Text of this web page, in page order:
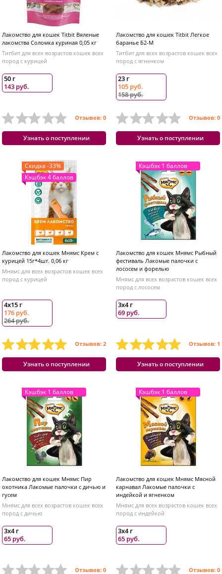
Лакомство для кошек Titbit Вяленые
лакомства Соломка куриная 0,05 кг
Титбит для всех возрастов кошек всех
пород с курицей
50 г
143 руб.
Отзывов: 0
Узнать о поступлении
Лакомство для кошек Titbit Легкое
баранье Б2-М
Титбит для всех возрастов кошек всех
пород с ягненком
23 г
105 руб.
158 руб.
Отзывов: 0
Узнать о поступлении
Скидка -33%
Кэшбэк 4 баллов
Лакомство для кошек Мнямс Крем с
курицей 15г*4шт. 0,06 кг
Мнямс для всех возрастов кошек всех
пород с курицей
4х15 г
176 руб.
264 руб.
Отзывов: 2
Узнать о поступлении
Кэшбэк 1 баллов
Лакомство для кошек Мнямс Рыбный
фестиваль Лакомые палочки с
лососем и форелью
Мнямс для всех возрастов кошек всех
пород с лососем
3х4 г
69 руб.
Отзывов: 1
Узнать о поступлении
Кэшбэк 1 баллов
Лакомство для кошек Мнямс Пир
охотника Лакомые палочки с дичью и
гусем
Мнямс для всех возрастов кошек всех
пород с дичью
3х4 г
65 руб.
Отзывов: 0
Кэшбэк 1 баллов
Лакомство для кошек Мнямс Мясной
карнавал Лакомые палочки с
индейкой и ягненком
Мнямс для всех возрастов кошек всех
пород с индейкой
3х4 г
65 руб.
Отзывов: 0